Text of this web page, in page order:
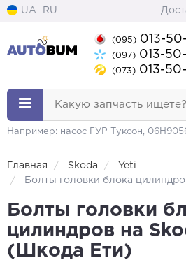
UA RU
(095) 013-
(097) 013-
(073) 013-
Какую запчасть ищете?
Например: насос ГУР Туксон,
Главная Skoda
Yeti
Болты головки блока
Болты головки
цилиндров на
(Шкода Ети)